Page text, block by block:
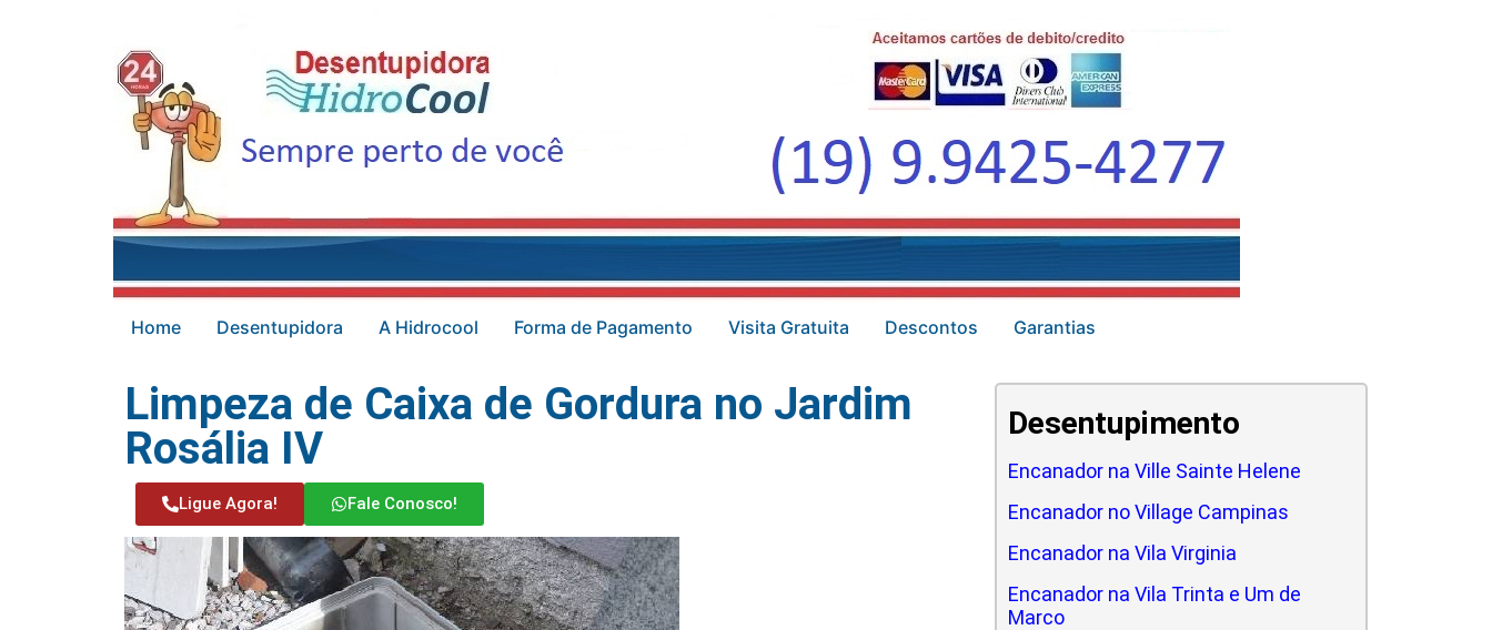
Home Desentupidora A Hidrocool Forma de Pagamento Visita Gratuita Descontos Garantias
Limpeza de Caixa de Gordura no Jardim
Rosália IV
Ligue Agora! Fale Conosco!
Desentupimento
Encanador na Ville Sainte Helene
Encanador no Village Campinas
Encanador na Vila Virginia
Encanador na Vila Trinta e Um de
Marco